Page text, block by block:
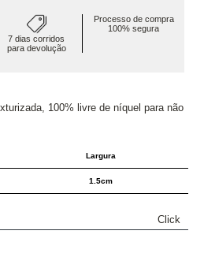
7 dias corridos
para devolução
Processo de compra
100% segura
100% livre de níquel para não
Largura
1.5cm
Click